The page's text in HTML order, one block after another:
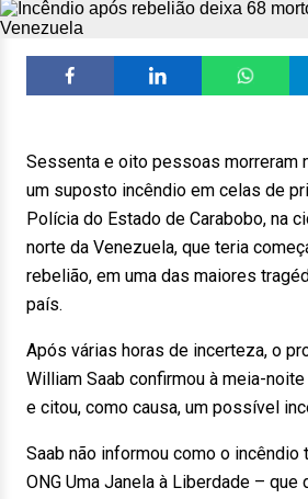
Sessenta e oito pessoas morreram
um suposto incêndio em celas de
Polícia do Estado de Carabobo, na
norte da Venezuela, que teria
rebelião, em uma das maiores
país.
Após várias horas de incerteza, o
William Saab confirmou à meia-
e citou, como causa, um possível
Saab não informou como o incêndio
ONG Uma Janela à Liberdade –